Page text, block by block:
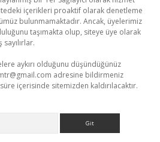
içerikleri proaktif olarak denetleme
bulunmamaktadır. Ancak, üyelerimiz
taşımakta olup, siteye üye olarak
aykırı olduğunu düşündüğünüz
adresine bildirmeniz
içerisinde sitemizden kaldırılacaktır.